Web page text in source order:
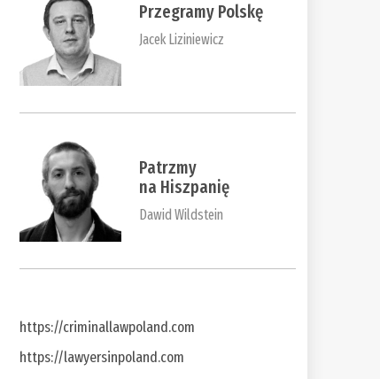
Przegramy Polskę
Jacek Liziniewicz
Patrzmy
na Hiszpanię
Dawid Wildstein
https://criminallawpoland.com
https://lawyersinpoland.com